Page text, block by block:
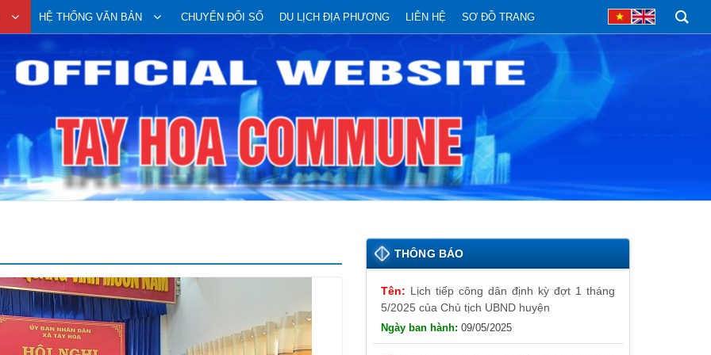
HỆ THỐNG VĂN BẢN CHUYỂN ĐỔI SỐ DU LỊCH ĐỊA PHƯƠNG LIÊN HỆ SƠ ĐỒ TRANG
THÔNG BÁO
Lịch tiếp công dân định kỳ đợt 1 tháng
5/2025 của Chủ tịch UBND huyện
Thông báo đăng ký tiếp công dân định
kỳ đợt 01 tháng 5/2025 của Chủ tịch UBND